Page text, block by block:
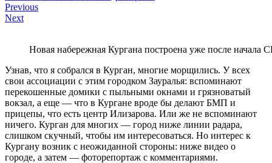
Краснов
Навигация
по
Previous
Next
Новая набережная Кургана построена уже после начала
Узнав, что я собрался в Курган, многие морщились. У всех
свои ассоциации с этим городком Зауралья: вспоминают
перекошенные домики с пыльными окнами и грязноватый
вокзал, а еще — что в Кургане вроде бы делают БМП и
прицепы, что есть центр Илизарова. Или же не вспоминают
ничего. Курган для многих — город ниже линии радара,
слишком скучный, чтобы им интересоваться. Но интерес к
Кургану возник с неожиданной стороны: ниже видео о
городе, а затем — фоторепортаж с комментариями.